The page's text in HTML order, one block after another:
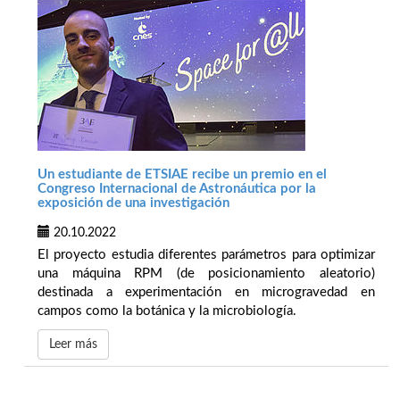
Un estudiante de ETSIAE recibe un premio en el
Congreso Internacional de Astronáutica por la
exposición de una investigación
20.10.2022
El proyecto estudia diferentes parámetros para optimizar
una máquina RPM (de posicionamiento aleatorio)
destinada a experimentación en microgravedad en
campos como la botánica y la microbiología.
Leer más